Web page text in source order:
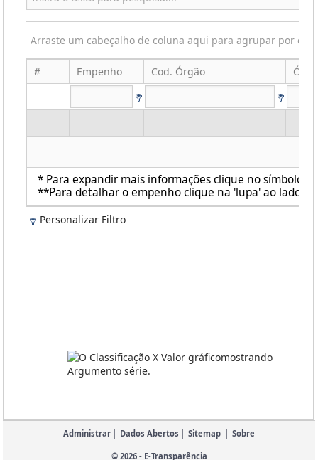
Arraste um cabeçalho de coluna aqui para agrupar por
* Para expandir mais informações clique no símbolo
**Para detalhar o empenho clique na 'lupa' ao lado
# Empenho Cod. Órgão
Personalizar Filtro
Administrar Dados Abertos Sitemap Sobre
© 2026 - E-Transparência